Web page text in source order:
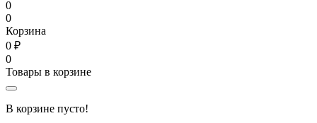
0
0
Корзина
0 ₽
0
Товары в корзине
В корзине пусто!